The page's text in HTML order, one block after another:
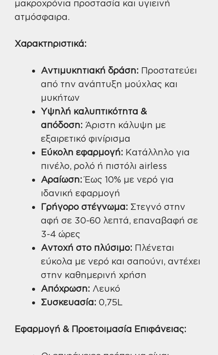
μακροχρόνια προστασία και υγιεινή
ατμόσφαιρα.
Χαρακτηριστικά:
Αντιμυκητιακή δράση: Προστατεύει
από την ανάπτυξη μούχλας και
μυκήτων
Υψηλή καλυπτικότητα &
απόδοση: Άριστη κάλυψη με
εξαιρετικό φινίρισμα
Εύκολη εφαρμογή: Κατάλληλο για
πινέλο, ρολό ή πιστόλι airless
Αραίωση:Έως 10% με νερό για
ιδανική εφαρμογή
Γρήγορο στέγνωμα: Στεγνό στην
αφή σε 30-60 λεπτά, επαναβαφή σε
3-4 ώρες
Αντοχή στο πλύσιμο: Πλένεται
εύκολα με νερό και σαπούνι, αντέχει
στην καθημερινή χρήση
Απόχρωση: Λευκό
Συσκευασία: 0,75L
Εφαρμογή & Προετοιμασία Επιφάνειας: